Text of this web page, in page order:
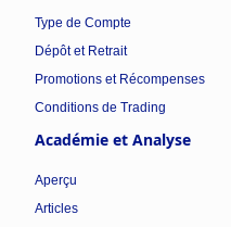
Type de Compte
Dépôt et Retrait
Promotions et Récompenses
Conditions de Trading
Académie et Analyse
Aperçu
Articles